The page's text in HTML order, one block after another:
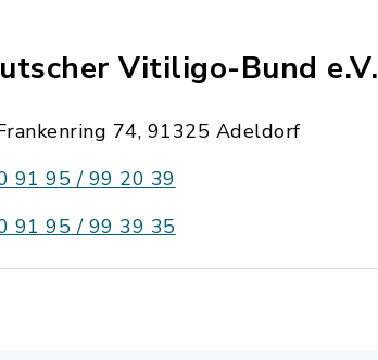
Vitiligo-Bund e.V.
74, 91325 Adeldorf
91 95 / 99 20 39
91 95 / 99 39 35